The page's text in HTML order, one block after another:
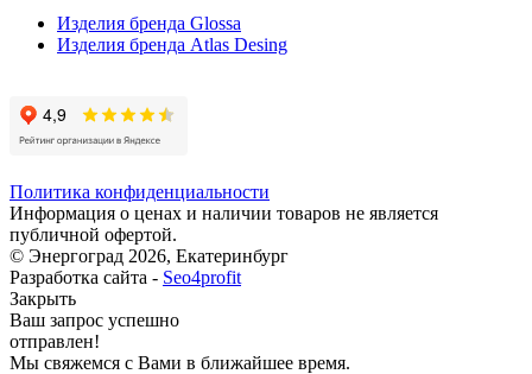
Изделия бренда Glossa
Изделия бренда Atlas Desing
Политика конфиденциальности
Информация о ценах и наличии товаров не является
публичной офертой.
© Энергоград 2026, Екатеринбург
Разработка сайта - Seo4profit
Закрыть
Ваш запрос успешно
отправлен!
Мы свяжемся с Вами в ближайшее время.